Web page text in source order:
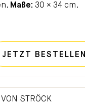
Maße: 30 × 34 cm.
JETZT BESTELLEN
STRÖCK